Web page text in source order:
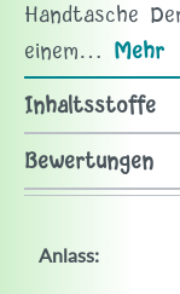
Handtasche
einem… Mehr
Inhaltsstoffe
Bewertungen
Anlass: